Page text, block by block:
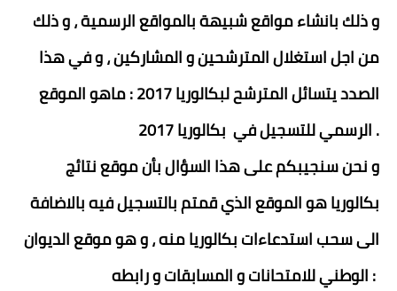
و ذلك بانشاء مواقع شبيهة بالمواقع الرسمية ، و ذلك
من اجل استغلال المترشحين و المشاركين ، و في هذا
الصدد يتسائل المترشح لبكالوريا 2017 : ماهو الموقع
الرسمي للتسجيل في بكالوريا 2017 .
و نحن سنجيبكم على هذا السؤال بأن موقع نتائج
بكالوريا هو الموقع الذي قمتم بالتسجيل فيه بالاضافة
الى سحب استدعاءات بكالوريا منه ، و هو موقع الديوان
الوطني للامتحانات و المسابقات و رابطه :